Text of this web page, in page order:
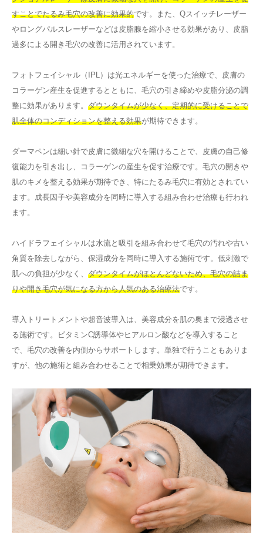
すことでたるみ毛穴の改善に効果的です。また、Qスイッチレーザー
やロングパルスレーザーなどは皮脂腺を縮小させる効果があり、皮脂
過多による開き毛穴の改善に活用されています。
フォトフェイシャル（IPL）は光エネルギーを使った治療で、皮膚の
コラーゲン産生を促進するとともに、毛穴の引き締めや皮脂分泌の調
整に効果があります。 ダウンタイムが少なく、定期的に受けることで
肌全体のコンディションを整える効果が期待できます。
ダーマペンは細い針で皮膚に微細な穴を開けることで、皮膚の自己修
復能力を引き出し、コラーゲンの産生を促す治療です。毛穴の開きや
肌のキメを整える効果が期待でき、特にたるみ毛穴に有効とされてい
ます。成長因子や美容成分を同時に導入する組み合わせ治療も行われ
ます。
ハイドラフェイシャルは水流と吸引を組み合わせて毛穴の汚れや古い
角質を除去しながら、保湿成分を同時に導入する施術です。低刺激で
肌への負担が少なく、 ダウンタイムがほとんどないため、毛穴の詰ま
りや開き毛穴が気になる方から人気のある治療法です。
導入トリートメントや超音波導入は、美容成分を肌の奥まで浸透させ
る施術です。ビタミンC誘導体やヒアルロン酸などを導入すること
で、毛穴の改善を内側からサポートします。単独で行うこともありま
すが、他の施術と組み合わせることで相乗効果が期待できます。